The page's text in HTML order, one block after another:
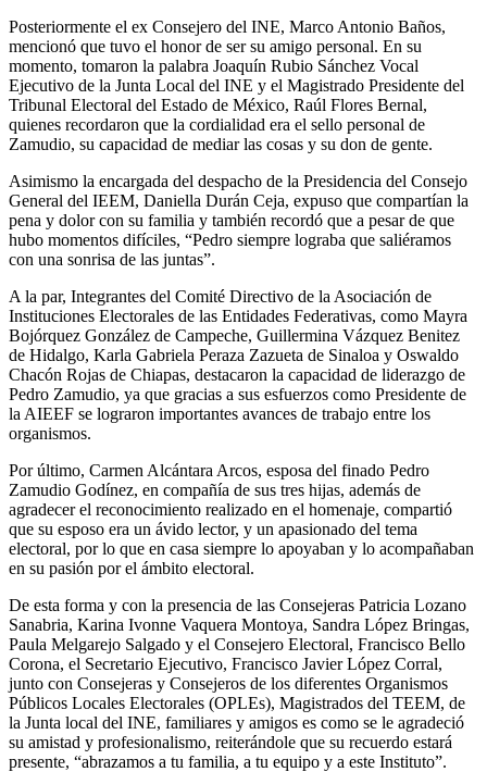
Posteriormente el ex Consejero del INE, Marco Antonio Baños,
mencionó que tuvo el honor de ser su amigo personal. En su
momento, tomaron la palabra Joaquín Rubio Sánchez Vocal
Ejecutivo de la Junta Local del INE y el Magistrado Presidente del
Tribunal Electoral del Estado de México, Raúl Flores Bernal,
quienes recordaron que la cordialidad era el sello personal de
Zamudio, su capacidad de mediar las cosas y su don de gente.
Asimismo la encargada del despacho de la Presidencia del Consejo
General del IEEM, Daniella Durán Ceja, expuso que compartían la
pena y dolor con su familia y también recordó que a pesar de que
hubo momentos difíciles, “Pedro siempre lograba que saliéramos
con una sonrisa de las juntas”.
A la par, Integrantes del Comité Directivo de la Asociación de
Instituciones Electorales de las Entidades Federativas, como Mayra
Bojórquez González de Campeche, Guillermina Vázquez Benitez
de Hidalgo, Karla Gabriela Peraza Zazueta de Sinaloa y Oswaldo
Chacón Rojas de Chiapas, destacaron la capacidad de liderazgo de
Pedro Zamudio, ya que gracias a sus esfuerzos como Presidente de
la AIEEF se lograron importantes avances de trabajo entre los
organismos.
Por último, Carmen Alcántara Arcos, esposa del finado Pedro
Zamudio Godínez, en compañía de sus tres hijas, además de
agradecer el reconocimiento realizado en el homenaje, compartió
que su esposo era un ávido lector, y un apasionado del tema
electoral, por lo que en casa siempre lo apoyaban y lo acompañaban
en su pasión por el ámbito electoral.
De esta forma y con la presencia de las Consejeras Patricia Lozano
Sanabria, Karina Ivonne Vaquera Montoya, Sandra López Bringas,
Paula Melgarejo Salgado y el Consejero Electoral, Francisco Bello
Corona, el Secretario Ejecutivo, Francisco Javier López Corral,
junto con Consejeras y Consejeros de los diferentes Organismos
Públicos Locales Electorales (OPLEs), Magistrados del TEEM, de
la Junta local del INE, familiares y amigos es como se le agradeció
su amistad y profesionalismo, reiterándole que su recuerdo estará
presente, “abrazamos a tu familia, a tu equipo y a este Instituto”.